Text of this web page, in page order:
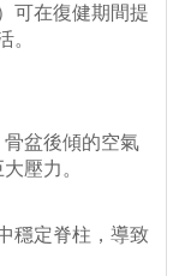
可在復健期間提
。
盆後傾的空氣
壓力。
穩定脊柱，導致